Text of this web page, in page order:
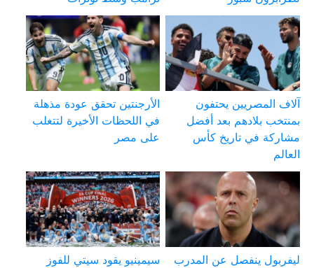
آلاف المصريين يحتفون
بمنتخب بلادهم بعد أفضل
مشاركة في تاريخ كأس
العالم
الأرجنتين تحقق عودة مذهلة
في اللحظات الأخيرة لتتغلب
على مصر
ليفربول ينفصل عن المدرب
سيمينيو يقود سيتي للفوز